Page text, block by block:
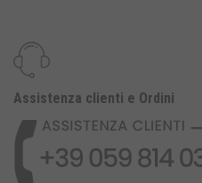
Assistenza clienti e Ordini